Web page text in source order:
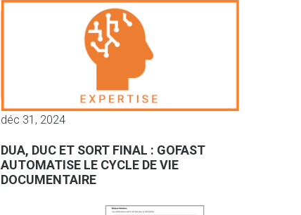
déc 31, 2024
DUA, DUC ET SORT FINAL : GOFAST
AUTOMATISE LE CYCLE DE VIE
DOCUMENTAIRE